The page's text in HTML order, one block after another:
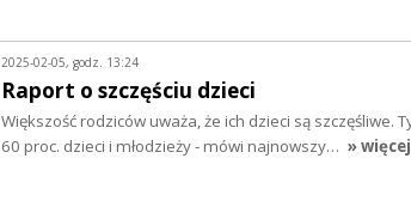
2025-02-05, godz. 13:24
Raport o szczęściu dzieci
Większość rodziców uważa, że ich dzieci są szczęśliwe.
60 proc. dzieci i młodzieży - mówi najnowszy… » więcej